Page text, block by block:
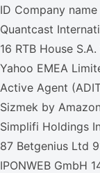
ID Company
Quantcast
16 RTB House
Yahoo EMEA
Active Agent
Sizmek by
Simplifi Holdings
87 Betgenius Ltd
IPONWEB GmbH